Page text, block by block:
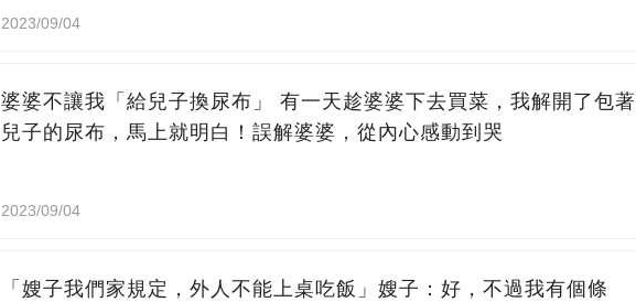
2023/09/04
婆婆不讓我「給兒子換尿布」 有一天趁婆婆下去買菜，我解開了包著
兒子的尿布，馬上就明白！誤解婆婆，從內心感動到哭
2023/09/04
「嫂子我們家規定，外人不能上桌吃飯」嫂子：好，不過我有個條